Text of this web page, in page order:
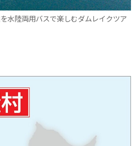
水陸両用バスで楽しむダムレイクツア